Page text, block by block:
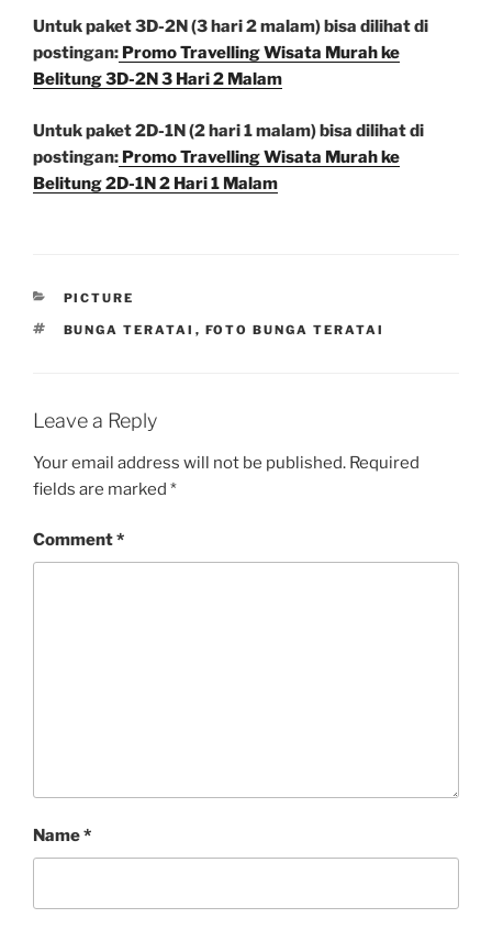
Untuk paket 3D-2N (3 hari 2 malam) bisa dilihat di
postingan: Promo Travelling Wisata Murah ke
Belitung 3D-2N 3 Hari 2 Malam
Untuk paket 2D-1N (2 hari 1 malam) bisa dilihat di
postingan: Promo Travelling Wisata Murah ke
Belitung 2D-1N 2 Hari 1 Malam
CATEGORIES
PICTURE
TAGS
BUNGA TERATAI , FOTO BUNGA TERATAI
Leave a Reply
Your email address will not be published. Required
fields are marked *
Comment*
Name*